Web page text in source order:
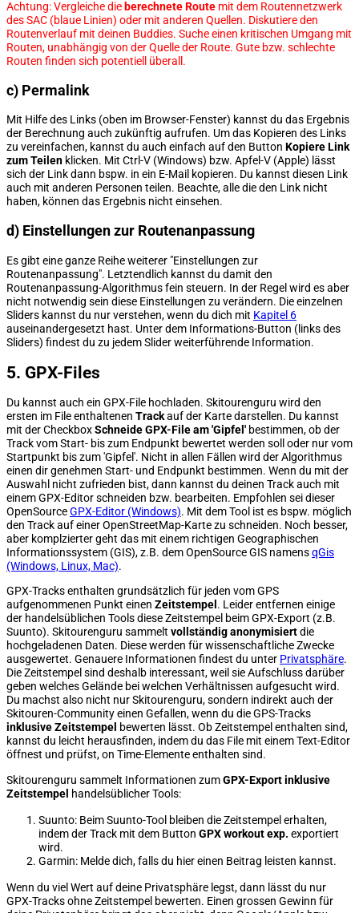
Achtung: Vergleiche die berechnete Route mit dem Routennetzwerk
des SAC (blaue Linien) oder mit anderen Quellen. Diskutiere den
Routenverlauf mit deinen Buddies. Suche einen kritischen Umgang mit
Routen, unabhängig von der Quelle der Route. Gute bzw. schlechte
Routen finden sich potentiell überall.
c) Permalink
Mit Hilfe des Links (oben im Browser-Fenster) kannst du das Ergebnis
der Berechnung auch zukünftig aufrufen. Um das Kopieren des Links
zu vereinfachen, kannst du auch einfach auf den Button Kopiere Link
zum Teilen klicken. Mit Ctrl-V (Windows) bzw. Apfel-V (Apple) lässt
sich der Link dann bspw. in ein E-Mail kopieren. Du kannst diesen Link
auch mit anderen Personen teilen. Beachte, alle die den Link nicht
haben, können das Ergebnis nicht einsehen.
d) Einstellungen zur Routenanpassung
Es gibt eine ganze Reihe weiterer "Einstellungen zur
Routenanpassung". Letztendlich kannst du damit den
Routenanpassung-Algorithmus fein steuern. In der Regel wird es aber
nicht notwendig sein diese Einstellungen zu verändern. Die einzelnen
Sliders kannst du nur verstehen, wenn du dich mit Kapitel 6
auseinandergesetzt hast. Unter dem Informations-Button (links des
Sliders) findest du zu jedem Slider weiterführende Information.
5. GPX-Files
Du kannst auch ein GPX-File hochladen. Skitourenguru wird den
ersten im File enthaltenen Trackauf der Karte darstellen. Du kannst
mit der CheckboxSchneide GPX-File am 'Gipfel' bestimmen, ob der
Track vom Start- bis zum Endpunkt bewertet werden soll oder nur vom
Startpunkt bis zum 'Gipfel'. Nicht in allen Fällen wird der Algorithmus
einen dir genehmen Start- und Endpunkt bestimmen. Wenn du mit der
Auswahl nicht zufrieden bist, dann kannst du deinen Track auch mit
einem GPX-Editor schneiden bzw. bearbeiten. Empfohlen sei dieser
OpenSourceGPX-Editor (Windows). Mit dem Tool ist es bspw. möglich
den Track auf einer OpenStreetMap-Karte zu schneiden. Noch besser,
aber komplzierter geht das mit einem richtigen Geographischen
Informationssystem (GIS), z.B. dem OpenSource GIS namensqGis
(Windows, Linux, Mac).
GPX-Tracks enthalten grundsätzlich für jeden vom GPS
aufgenommenen Punkt einen Zeitstempel. Leider entfernen einige
der handelsüblichen Tools diese Zeitstempel beim GPX-Export (z.B.
Suunto). Skitourenguru sammelt vollständig anonymisiertdie
hochgeladenen Daten. Diese werden für wissenschaftliche Zwecke
ausgewertet. Genauere Informationen findest du unter Privatsphäre.
Die Zeitstempel sind deshalb interessant, weil sie Aufschluss darüber
geben welches Gelände bei welchen Verhältnissen aufgesucht wird.
Du machst also nicht nur Skitourenguru, sondern indirekt auch der
Skitouren-Community einen Gefallen, wenn du die GPS-Tracks
inklusive Zeitstempel bewerten lässt. Ob Zeitstempel enthalten sind,
kannst du leicht herausfinden, indem du das File mit einem Text-Editor
öffnest und prüfst, on Time-Elemente enthalten sind.
Skitourenguru sammelt Informationen zumGPX-Export inklusive
Zeitstempel handelsüblicher Tools:
Suunto: Beim Suunto-Tool bleiben die Zeitstempel erhalten,
indem der Track mit dem Button GPX workout exp. exportiert
wird.
Garmin: Melde dich, falls du hier einen Beitrag leisten kannst.
Wenn du viel Wert auf deine Privatsphäre legst, dann lässt du nur
GPX-Tracks ohne Zeitstempel bewerten. Einen grossen Gewinn für